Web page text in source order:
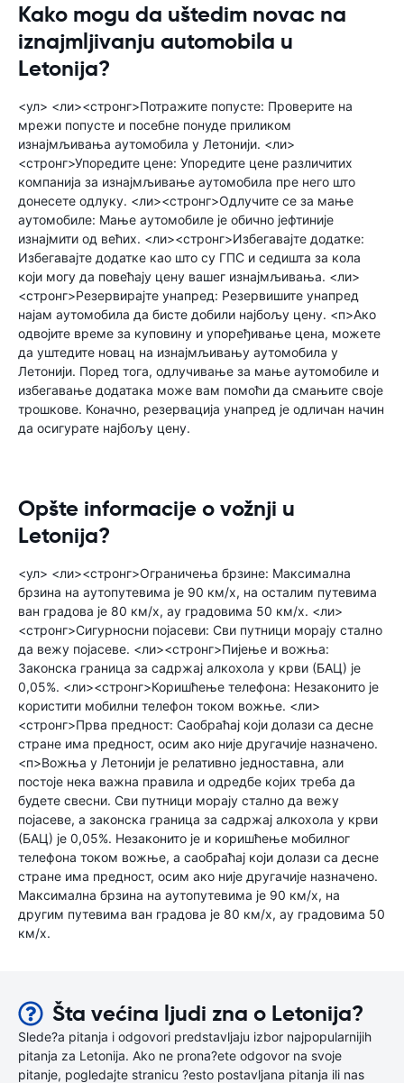
Kako mogu da uštedim novac na
iznajmljivanju automobila u
Letonija?
<ул> <ли><стронг>Потражите попусте: Проверите на
мрежи попусте и посебне понуде приликом
изнајмљивања аутомобила у Летонији. <ли>
<стронг>Упоредите цене: Упоредите цене различитих
компанија за изнајмљивање аутомобила пре него што
донесете одлуку. <ли><стронг>Одлучите се за мање
аутомобиле: Мање аутомобиле је обично јефтиније
изнајмити од већих. <ли><стронг>Избегавајте додатке:
Избегавајте додатке као што су ГПС и седишта за кола
који могу да повећају цену вашег изнајмљивања. <ли>
<стронг>Резервирајте унапред: Резервишите унапред
најам аутомобила да бисте добили најбољу цену. <п>Ако
одвојите време за куповину и упоређивање цена, можете
да уштедите новац на изнајмљивању аутомобила у
Летонији. Поред тога, одлучивање за мање аутомобиле и
избегавање додатака може вам помоћи да смањите своје
трошкове. Коначно, резервација унапред је одличан начин
да осигурате најбољу цену.
Opšte informacije o vožnji u
Letonija?
<ул> <ли><стронг>Ограничења брзине: Максимална
брзина на аутопутевима је 90 км/х, на осталим путевима
ван градова је 80 км/х, ау градовима 50 км/х. <ли>
<стронг>Сигурносни појасеви: Сви путници морају стално
да вежу појасеве. <ли><стронг>Пијење и вожња:
Законска граница за садржај алкохола у крви (БАЦ) је
0,05%. <ли><стронг>Коришћење телефона: Незаконито је
користити мобилни телефон током вожње. <ли>
<стронг>Прва предност: Саобраћај који долази са десне
стране има предност, осим ако није другачије назначено.
<п>Вожња у Летонији је релативно једноставна, али
постоје нека важна правила и одредбе којих треба да
будете свесни. Сви путници морају стално да вежу
појасеве, а законска граница за садржај алкохола у крви
(БАЦ) је 0,05%. Незаконито је и коришћење мобилног
телефона током вожње, а саобраћај који долази са десне
стране има предност, осим ако није другачије назначено.
Максимална брзина на аутопутевима је 90 км/х, на
другим путевима ван градова је 80 км/х, ау градовима 50
км/х.
Šta većina ljudi zna o Letonija?
Slede?a pitanja i odgovori predstavljaju izbor najpopularnijih
pitanja za Letonija. Ako ne prona?ete odgovor na svoje
pitanje, pogledajte stranicu ?esto postavljana pitanja ili nas